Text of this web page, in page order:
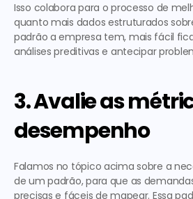
Isso colabora para o processo de
quanto mais dados estruturados
padrão a empresa tem, mais fácil
análises preditivas e antecipar
3. Avalie as
desempenho
Falamos no tópico acima sobre a
de um padrão, para que as
precisas e fáceis de mapear. Essa